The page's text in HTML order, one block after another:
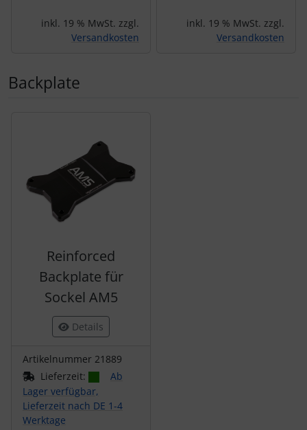
inkl. 19 % MwSt. zzgl.
Versandkosten
inkl. 19 % MwSt. zzgl.
Versandkosten
Backplate
Reinforced
Backplate für
Sockel AM5
Details
Artikelnummer 21889
Lieferzeit:
Ab
Lager verfügbar,
Lieferzeit nach DE 1-4
Werktage